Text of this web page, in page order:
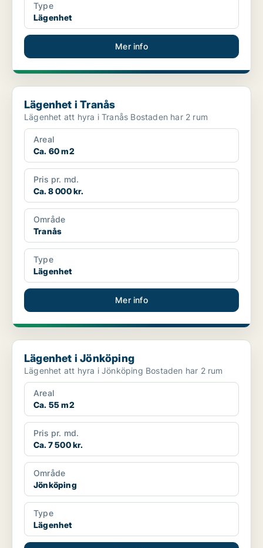
Type
Lägenhet
Mer info
Lägenhet i Tranås
Lägenhet i Tranås
Lägenhet att hyra i Tranås Bostaden har 2 rum
Areal
Ca. 60 m2
Pris pr. md.
Ca. 8 000 kr.
Område
Tranås
Type
Lägenhet
Mer info
Lägenhet i Jönköping
Lägenhet i Jönköping
Lägenhet att hyra i Jönköping Bostaden har 2 rum
Areal
Ca. 55 m2
Pris pr. md.
Ca. 7 500 kr.
Område
Jönköping
Type
Lägenhet